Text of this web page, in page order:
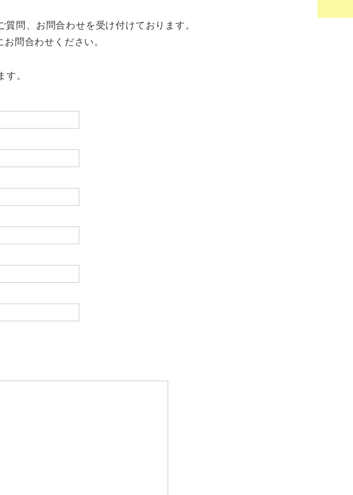
問、お問合わせを受け付けております。
問合わせください。
す。